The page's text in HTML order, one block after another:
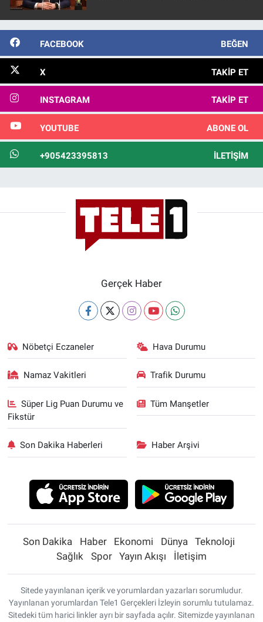
FACEBOOK BEĞEN
X TAKIP ET
INSTAGRAM TAKIP ET
YOUTUBE ABONE OL
+905423395813 İLETIŞIM
Gerçek Haber
Nöbetçi Eczaneler Hava Durumu
Namaz Vakitleri Trafik Durumu
Süper Lig Puan Durumu ve
Fikstür
Tüm Manşetler
Son Dakika Haberleri Haber Arşivi
Son Dakika Haber Ekonomi Dünya
Teknoloji
Sağlık
Spor Yayın Akışı İletişim
Sitede yayınlanan içerik ve yorumlardan yazarları sorumludur.
Yayınlanan yorumlardan Tele1 Gerçekleri İzleyin sorumlu tutulamaz.
Sitedeki tüm harici linkler ayrı bir sayfada açılır. Sitemizde yayınlanan